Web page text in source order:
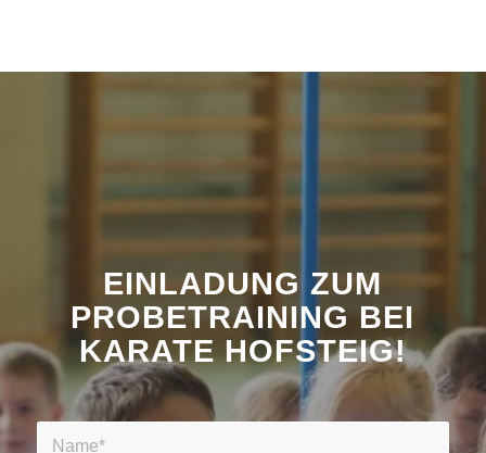
EINLADUNG ZUM
PROBETRAINING BEI
KARATE HOFSTEIG!